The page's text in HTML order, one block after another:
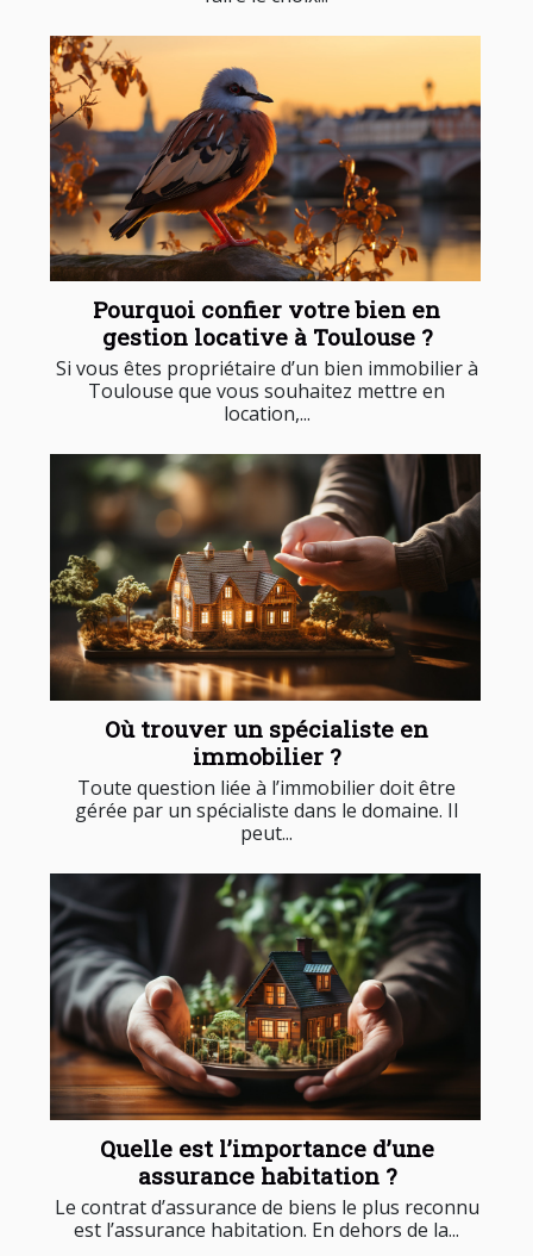
Pourquoi confier votre bien en
gestion locative à Toulouse ?
Si vous êtes propriétaire d’un bien immobilier à
Toulouse que vous souhaitez mettre en
location,...
Où trouver un spécialiste en
immobilier ?
Toute question liée à l’immobilier doit être
gérée par un spécialiste dans le domaine. Il
peut...
Quelle est l’importance d’une
assurance habitation ?
Le contrat d’assurance de biens le plus reconnu
est l’assurance habitation. En dehors de la...